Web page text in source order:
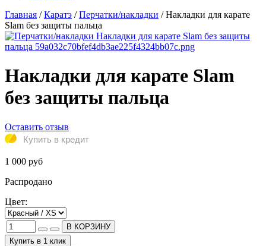
Главная /Каратэ /Перчатки/накладки /Накладки для карате
Slam без защиты пальца
Накладки для карате Slam
без защиты пальца
Оставить отзыв
Купить в кредит
1 000 руб
Распродано
Цвет:
В КОРЗИНУ
Купить в 1 клик